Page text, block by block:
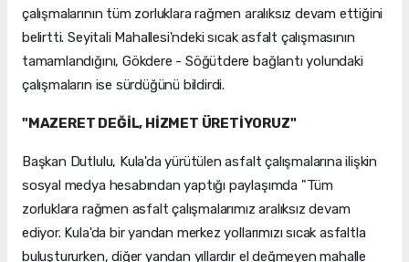
çalışmalarının tüm zorluklara rağmen aralıksız devam ettiğini
belirtti. Seyitali Mahallesi'ndeki sıcak asfalt çalışmasının
tamamlandığını, Gökdere - Söğütdere bağlantı yolundaki
çalışmaların ise sürdüğünü bildirdi.
"MAZERET DEĞİL, HİZMET ÜRETİYORUZ"
Başkan Dutlulu, Kula'da yürütülen asfalt çalışmalarına ilişkin
sosyal medya hesabından yaptığı paylaşımda "Tüm
zorluklara rağmen asfalt çalışmalarımız aralıksız devam
ediyor. Kula'da bir yandan merkez yollarımızı sıcak asfaltla
buluştururken, diğer yandan yıllardır el değmeyen mahalle